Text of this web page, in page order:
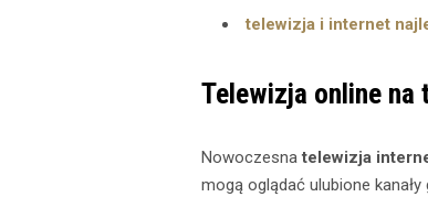
telewizja i internet
Telewizja online
Nowoczesnatelewizja
mogą oglądać ulubione